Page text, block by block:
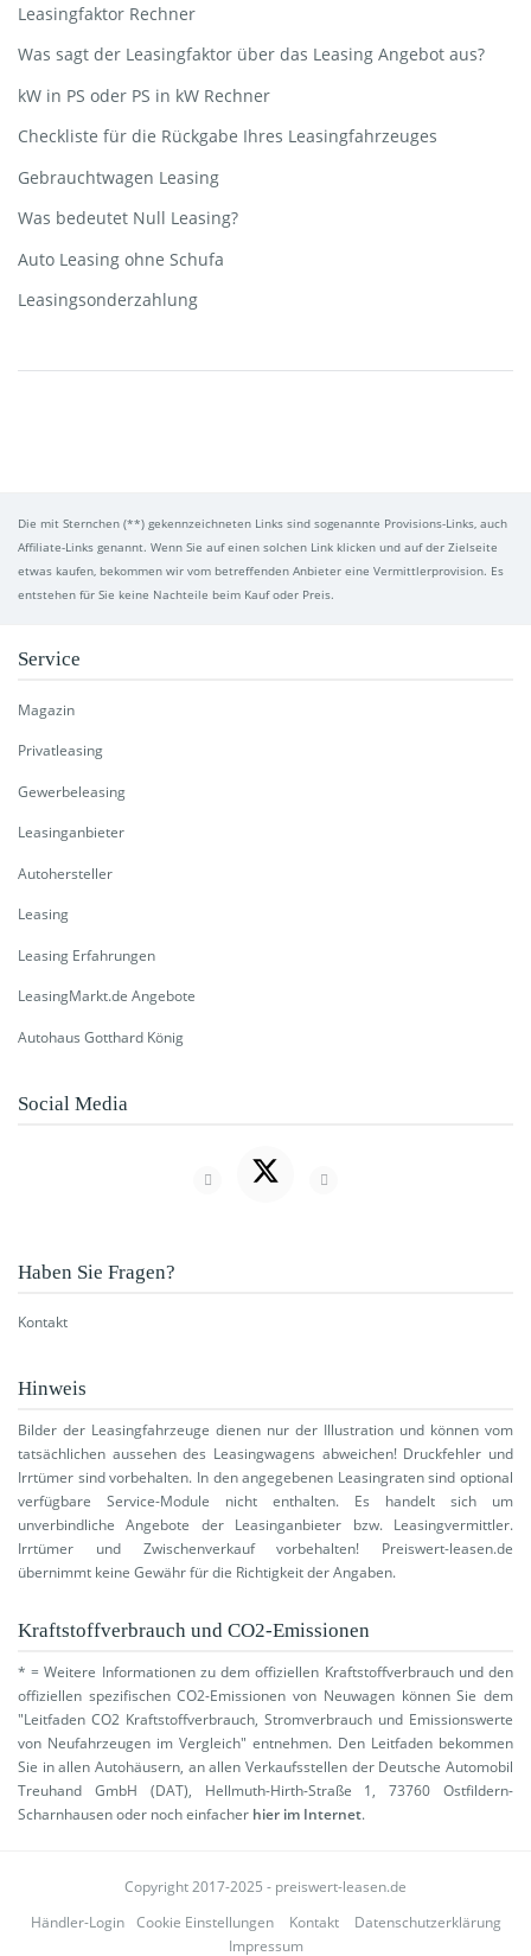
Leasingfaktor Rechner
Was sagt der Leasingfaktor über das Leasing Angebot aus?
kW in PS oder PS in kW Rechner
Checkliste für die Rückgabe Ihres Leasingfahrzeuges
Gebrauchtwagen Leasing
Was bedeutet Null Leasing?
Auto Leasing ohne Schufa
Leasingsonderzahlung
Die mit Sternchen (**) gekennzeichneten Links sind sogenannte Provisions-Links, auch
Affiliate-Links genannt. Wenn Sie auf einen solchen Link klicken und auf der Zielseite
etwas kaufen, bekommen wir vom betreffenden Anbieter eine Vermittlerprovision. Es
entstehen für Sie keine Nachteile beim Kauf oder Preis.
Service
Magazin
Privatleasing
Gewerbeleasing
Leasinganbieter
Autohersteller
Leasing
Leasing Erfahrungen
LeasingMarkt.de Angebote
Autohaus Gotthard König
Social Media
Haben Sie Fragen?
Kontakt
Hinweis
Bilder der Leasingfahrzeuge dienen nur der Illustration und können vom
tatsächlichen aussehen des Leasingwagens abweichen! Druckfehler und
Irrtümer sind vorbehalten. In den angegebenen Leasingraten sind optional
verfügbare Service-Module nicht enthalten. Es handelt sich um
unverbindliche Angebote der Leasinganbieter bzw. Leasingvermittler.
Irrtümer und Zwischenverkauf vorbehalten! Preiswert-leasen.de
übernimmt keine Gewähr für die Richtigkeit der Angaben.
Kraftstoffverbrauch und CO2-Emissionen
* = Weitere Informationen zu dem offiziellen Kraftstoffverbrauch und den
offiziellen spezifischen CO2-Emissionen von Neuwagen können Sie dem
"Leitfaden CO2 Kraftstoffverbrauch, Stromverbrauch und Emissionswerte
von Neufahrzeugen im Vergleich" entnehmen. Den Leitfaden bekommen
Sie in allen Autohäusern, an allen Verkaufsstellen der Deutsche Automobil
Treuhand GmbH (DAT), Hellmuth-Hirth-Straße 1, 73760 Ostfildern-
Scharnhausen oder noch einfacher hier im Internet.
Copyright 2017-2025 - preiswert-leasen.de
Händler-Login
Cookie Einstellungen Kontakt
Datenschutzerklärung
Impressum